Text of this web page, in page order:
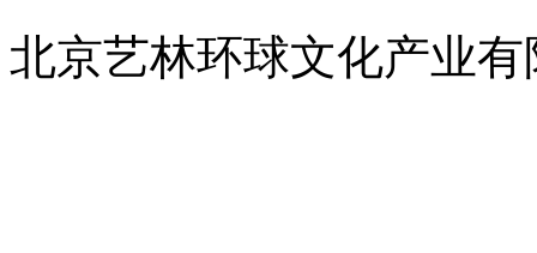
北京艺林环球文化产业有